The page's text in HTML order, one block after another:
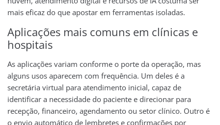
mais eficaz do que apostar em ferramentas isoladas.
Aplicações mais comuns em clínicas e
hospitais
As aplicações variam conforme o porte da operação, mas
alguns usos aparecem com frequência. Um deles é a
secretária virtual para atendimento inicial, capaz de
identificar a necessidade do paciente e direcionar para
recepção, financeiro, agendamento ou setor clínico. Outro é
o envio automático de lembretes e confirmações por